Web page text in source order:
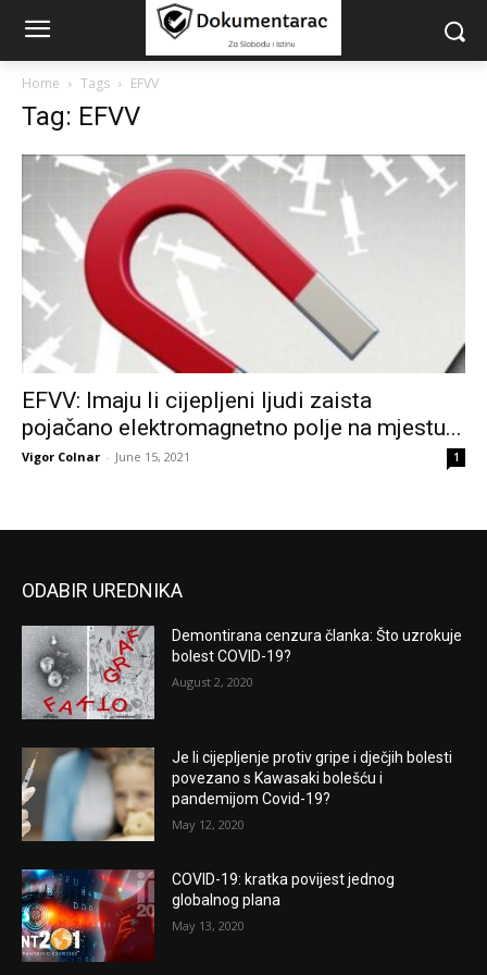
Home Tags EFVV
Tag: EFVV
EFVV: Imaju li cijepljeni ljudi zaista
pojačano elektromagnetno polje na mjestu...
Vigor Colnar - June 15, 2021 1
ODABIR UREDNIKA
Demontirana cenzura članka: Što uzrokuje
bolest COVID-19?
August 2, 2020
Je li cijepljenje protiv gripe i dječjih bolesti
povezano s Kawasaki bolešću i
pandemijom Covid-19?
May 12, 2020
COVID-19: kratka povijest jednog
globalnog plana
May 13, 2020